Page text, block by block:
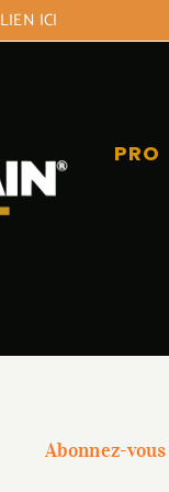
LIEN ICI
PRO
Abonnez-